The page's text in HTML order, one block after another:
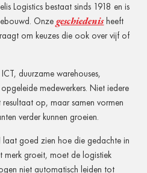
Logistics bestaat sinds 1918 en is
Onzegeschiedenisheeft
om keuzes die ook over vijf of
duurzame warehouses,
medewerkers. Niet iedere
op, maar samen vormen
verder kunnen groeien.
laat goed zien hoe die gedachte in
merk groeit, moet de logistiek
niet automatisch leiden tot